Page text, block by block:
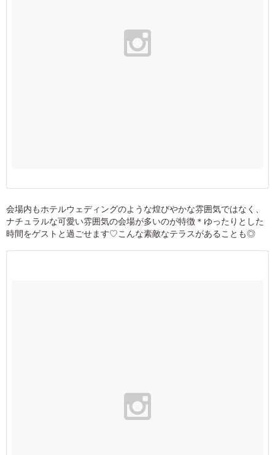
会場内もホテルウェディングのような煌びやかな雰囲気ではなく、
ナチュラルな可愛い雰囲気の会場が多いのが特徴＊ゆったりとした
時間をゲストと過ごせます♡こんな素敵なテラスがあることも◎